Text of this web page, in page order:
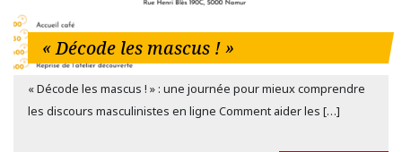
« Décode les mascus ! »
« Décode les mascus ! » : une journée pour mieux comprendre
les discours masculinistes en ligne Comment aider les […]